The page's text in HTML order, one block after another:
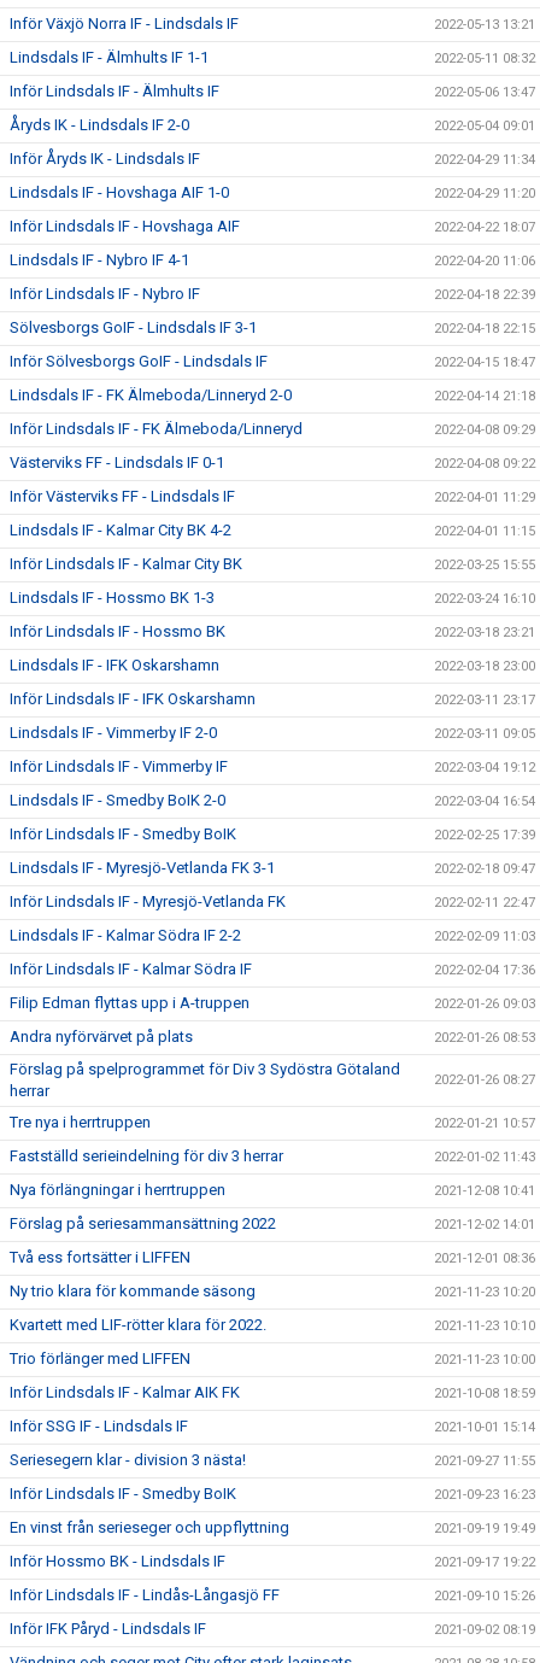
Inför Växjö Norra IF - Lindsdals IF 2022-05-13 13:21
Lindsdals IF - Älmhults IF 1-1 2022-05-11 08:32
Inför Lindsdals IF - Älmhults IF 2022-05-06 13:47
Åryds IK - Lindsdals IF 2-0 2022-05-04 09:01
Inför Åryds IK - Lindsdals IF 2022-04-29 11:34
Lindsdals IF - Hovshaga AIF 1-0 2022-04-29 11:20
Inför Lindsdals IF - Hovshaga AIF 2022-04-22 18:07
Lindsdals IF - Nybro IF 4-1 2022-04-20 11:06
Inför Lindsdals IF - Nybro IF 2022-04-18 22:39
Sölvesborgs GoIF - Lindsdals IF 3-1 2022-04-18 22:15
Inför Sölvesborgs GoIF - Lindsdals IF 2022-04-15 18:47
Lindsdals IF - FK Älmeboda/Linneryd 2-0 2022-04-14 21:18
Inför Lindsdals IF - FK Älmeboda/Linneryd 2022-04-08 09:29
Västerviks FF - Lindsdals IF 0-1 2022-04-08 09:22
Inför Västerviks FF - Lindsdals IF 2022-04-01 11:29
Lindsdals IF - Kalmar City BK 4-2 2022-04-01 11:15
Inför Lindsdals IF - Kalmar City BK 2022-03-25 15:55
Lindsdals IF - Hossmo BK 1-3 2022-03-24 16:10
Inför Lindsdals IF - Hossmo BK 2022-03-18 23:21
Lindsdals IF - IFK Oskarshamn 2022-03-18 23:00
Inför Lindsdals IF - IFK Oskarshamn 2022-03-11 23:17
Lindsdals IF - Vimmerby IF 2-0 2022-03-11 09:05
Inför Lindsdals IF - Vimmerby IF 2022-03-04 19:12
Lindsdals IF - Smedby BoIK 2-0 2022-03-04 16:54
Inför Lindsdals IF - Smedby BoIK 2022-02-25 17:39
Lindsdals IF - Myresjö-Vetlanda FK 3-1 2022-02-18 09:47
Inför Lindsdals IF - Myresjö-Vetlanda FK 2022-02-11 22:47
Lindsdals IF - Kalmar Södra IF 2-2 2022-02-09 11:03
Inför Lindsdals IF - Kalmar Södra IF 2022-02-04 17:36
Filip Edman flyttas upp i A-truppen 2022-01-26 09:03
Andra nyförvärvet på plats 2022-01-26 08:53
Förslag på spelprogrammet för Div 3 Sydöstra Götaland
herrar
2022-01-26 08:27
Tre nya i herrtruppen 2022-01-21 10:57
Fastställd serieindelning för div 3 herrar 2022-01-02 11:43
Nya förlängningar i herrtruppen 2021-12-08 10:41
Förslag på seriesammansättning 2022 2021-12-02 14:01
Två ess fortsätter i LIFFEN 2021-12-01 08:36
Ny trio klara för kommande säsong 2021-11-23 10:20
Kvartett med LIF-rötter klara för 2022. 2021-11-23 10:10
Trio förlänger med LIFFEN 2021-11-23 10:00
Inför Lindsdals IF - Kalmar AIK FK 2021-10-08 18:59
Inför SSG IF - Lindsdals IF 2021-10-01 15:14
Seriesegern klar - division 3 nästa! 2021-09-27 11:55
Inför Lindsdals IF - Smedby BoIK 2021-09-23 16:23
En vinst från serieseger och uppflyttning 2021-09-19 19:49
Inför Hossmo BK - Lindsdals IF 2021-09-17 19:22
Inför Lindsdals IF - Lindås-Långasjö FF 2021-09-10 15:26
Inför IFK Påryd - Lindsdals IF 2021-09-02 08:19